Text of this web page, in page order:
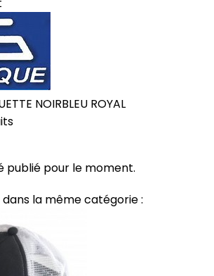
NOIRBLEU ROYAL
publié pour le moment.
la même catégorie :